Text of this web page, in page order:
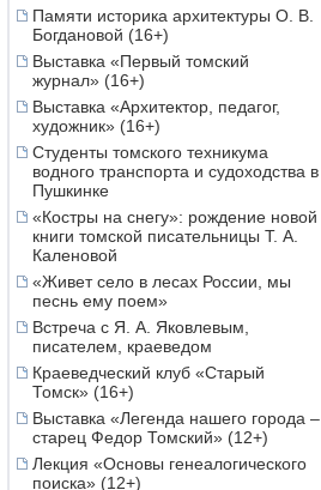
Памяти историка архитектуры О. В.
Богдановой (16+)
Выставка «Первый томский
журнал» (16+)
Выставка «Архитектор, педагог,
художник» (16+)
Студенты томского техникума
водного транспорта и судоходства в
Пушкинке
«Костры на снегу»: рождение новой
книги томской писательницы Т. А.
Каленовой
«Живет село в лесах России, мы
песнь ему поем»
Встреча с Я. А. Яковлевым,
писателем, краеведом
Краеведческий клуб «Старый
Томск» (16+)
Выставка «Легенда нашего города –
старец Федор Томский» (12+)
Лекция «Основы генеалогического
поиска» (12+)